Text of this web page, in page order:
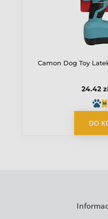
Camon Dog Toy
24.42
DO